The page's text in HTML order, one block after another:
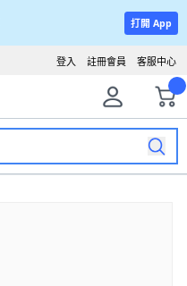
打開 App
客服中心
註冊會員
登入